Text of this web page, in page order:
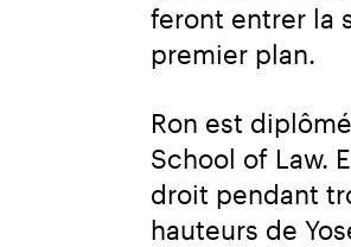
feront entrer la
premier plan.
Ron est
School of Law.
droit pendant
hauteurs de